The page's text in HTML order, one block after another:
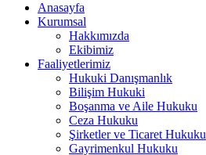
Anasayfa
Kurumsal
Hakkımızda
Ekibimiz
Faaliyetlerimiz
Hukuki Danışmanlık
Bilişim Hukuki
Boşanma ve Aile Hukuku
Ceza Hukuku
Şirketler ve Ticaret Hukuku
Gayrimenkul Hukuku